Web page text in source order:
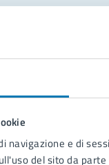
navigazione e di
del sito da